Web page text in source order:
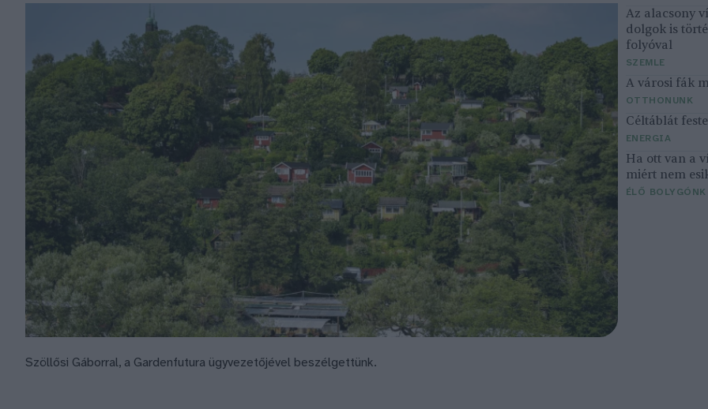
Szöllősi Gáborral, a Gardenfutura ügyvezetőjével beszélgettünk.
Az alacsony
dolgok is
folyóval
SZEMLE
A városi fák
OTTHONUNK
Céltáblát
ENERGIA
Ha ott van a
miért nem
ÉLŐ BOLYGÓNK